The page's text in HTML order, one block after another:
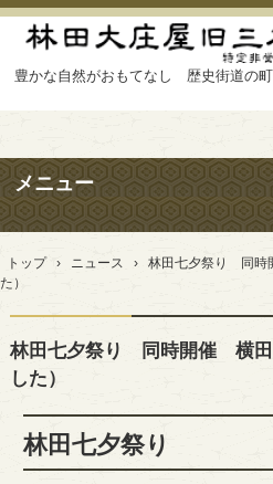
豊かな自然がおもてなし 歴史街道の町
メニュー
コ
テ
ン
ス
キ
ッ
トップ › ニュース ›
林田七夕祭り 同時
た）
林田七夕祭り 同時開催 横田
した）
林田七夕祭り